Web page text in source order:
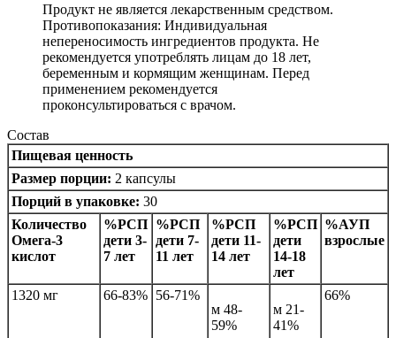
Продукт не является лекарственным средством.
Противопоказания: Индивидуальная
непереносимость ингредиентов продукта. Не
рекомендуется употреблять лицам до 18 лет,
беременным и кормящим женщинам. Перед
применением рекомендуется
проконсультироваться с врачом.
Состав
Пищевая ценность
Размер порции: 2 капсулы
Порций в упаковке: 30
Количество
Омега-3
кислот
%РСП
дети 3-
7 лет
%РСП
дети 7-
11 лет
%РСП
дети 11-
14 лет
%РСП
дети
14-18
лет
%АУП
взрослые
1320 мг 66-83% 56-71%
м 48-
59%
м 21-
41%
66%